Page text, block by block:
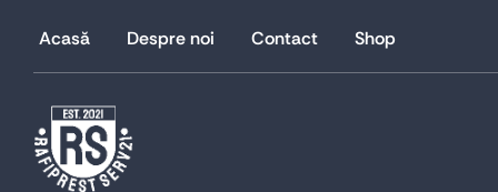
content
Acasă Despre noi Contact Shop